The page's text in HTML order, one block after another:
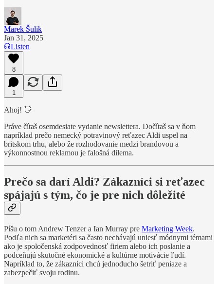
Marek Šulik
Jan 31, 2025
Listen
8
1
Ahoj! 👋
Práve čítaš osemdesiate vydanie newslettera. Dočítaš sa v ňom
napríklad prečo nemecký potravinový reťazec Aldi uspel na
britskom trhu, alebo že rozhodovanie medzi brandovou a
výkonnostnou reklamou je falošná dilema.
Prečo sa darí Aldi? Zákazníci si reťazec
spájajú s tým, čo je pre nich dôležité
Píšu o tom Andrew Tenzer a Ian Murray pre Marketing Week.
Podľa nich sa marketéri sa často nechávajú uniesť módnymi témami
ako je spoločenská zodpovednosť firiem alebo ich poslanie a
podceňujú skutočné ekonomické a kultúrne motivácie ľudí.
Napríklad to, že zákazníci chcú jednoducho šetriť peniaze a
zabezpečiť svoju rodinu.